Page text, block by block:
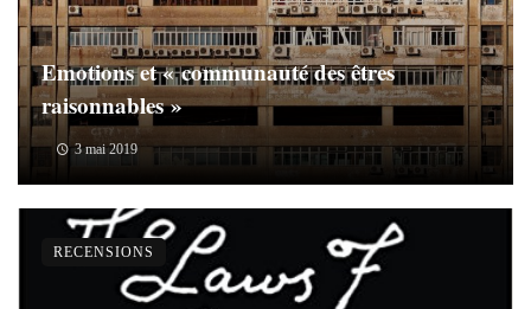
Emotions et « communauté des êtres
raisonnables »
3 mai 2019
RECENSIONS